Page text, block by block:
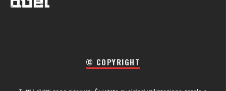
© COPYRIGHT